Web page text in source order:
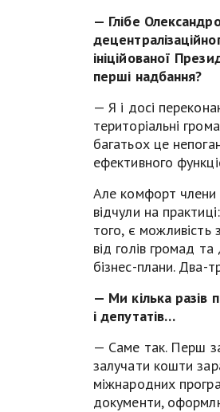
— Глібе
ініційованої
перші надбання?
— Я і досі
територіальні
багатьох це
ефективного
Але комфорт члени
відчули на
того, є можливість
від голів громад
бізнес-плани. Два-
— Ми кілька разів
і депутатів…
— Саме так. Перш за
залучати кошти
міжнародних
документи,